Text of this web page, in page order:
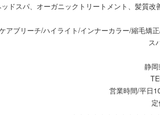
ドスパ、オーガニックトリートメント、髪質
アブリーチ/ハイライト/インナーカラー/縮毛
ス
静
営業時間/平日